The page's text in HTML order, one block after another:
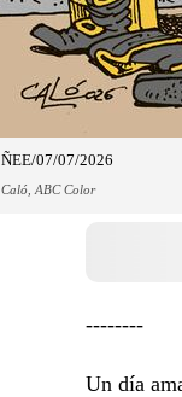
ÑEE/07/07/2026
Caló, ABC Color
--------
Un día